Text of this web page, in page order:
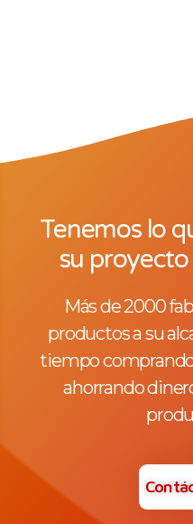
Tenemos lo
su
Más de 2000
productos a su
tiempo
ahorrando